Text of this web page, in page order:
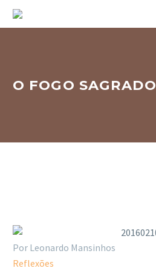
O FOGO SAGRADO
Por Leonardo Mansinhos
Reflexões